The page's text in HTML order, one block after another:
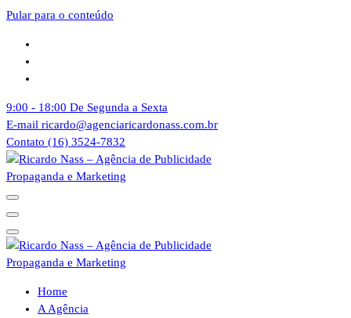
Pular para o conteúdo
9:00 - 18:00 De Segunda a Sexta
E-mail ricardo@agenciaricardonass.com.br
Contato (16) 3524-7832
cidade de Sertãozinho, Ribeirão Preto e todo o Brasil
Agência de Publicidade Ricardo Nass. Empresa especializadas em
comunicação offline e online, Nossa agência atende empresas da
Home
A Agência